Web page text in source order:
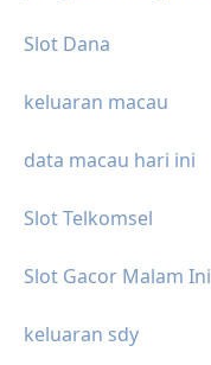
Slot Dana
keluaran macau
data macau hari ini
Slot Telkomsel
Slot Gacor Malam Ini
keluaran sdy